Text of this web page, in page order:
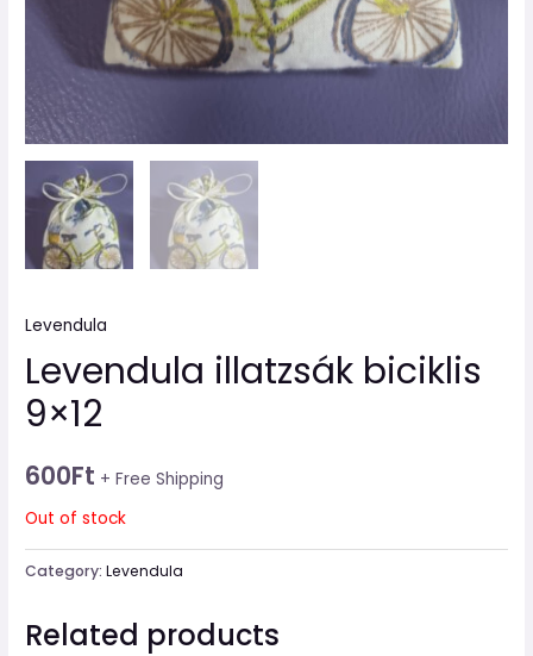
Levendula
Levendula illatzsák biciklis
9×12
600Ft + Free Shipping
Out of stock
Category:Levendula
Related products